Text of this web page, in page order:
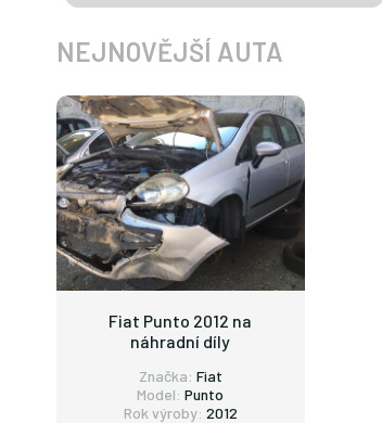
NEJNOVĚJŠÍ AUTA
Fiat Punto 2012 na
náhradní díly
Značka: Fiat
Model: Punto
Rok výroby: 2012